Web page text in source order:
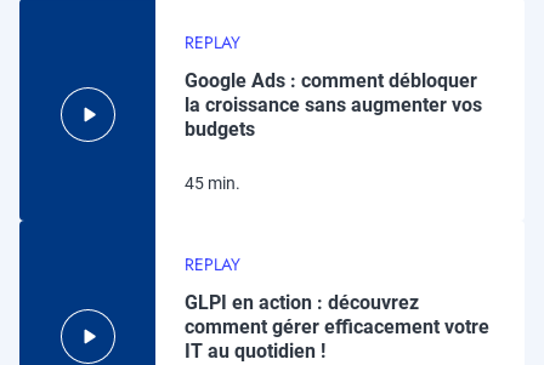
REPLAY
Google Ads : comment débloquer
la croissance sans augmenter vos
budgets
45 min.
REPLAY
GLPI en action : découvrez
comment gérer efficacement votre
IT au quotidien !